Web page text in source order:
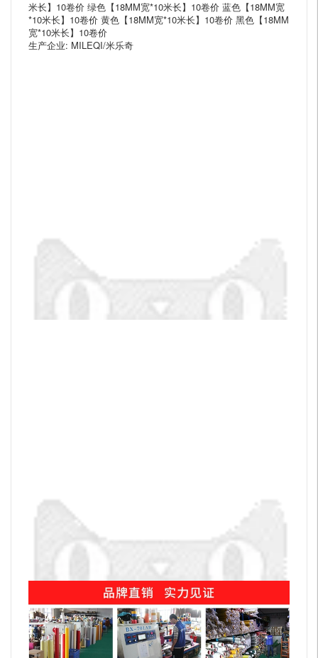
米长】10卷价 绿色【18MM宽*10米长】10卷价 蓝色【18MM宽
*10米长】10卷价 黄色【18MM宽*10米长】10卷价 黑色【18MM
宽*10米长】10卷价
生产企业: MILEQI/米乐奇